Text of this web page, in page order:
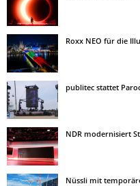
Roxx NEO für die
publitec stattet
NDR modernisiert
Nüssli mit